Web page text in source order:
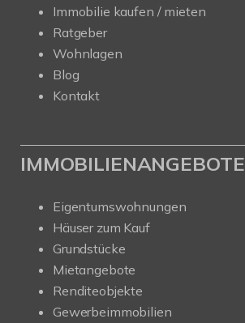
Immobilie kaufen / mieten
Ratgeber
Wohnlagen
Blog
Kontakt
IMMOBILIENANGEBOTE
Eigentumswohnungen
Häuser zum Kauf
Grundstücke
Mietangebote
Renditeobjekte
Gewerbeimmobilien